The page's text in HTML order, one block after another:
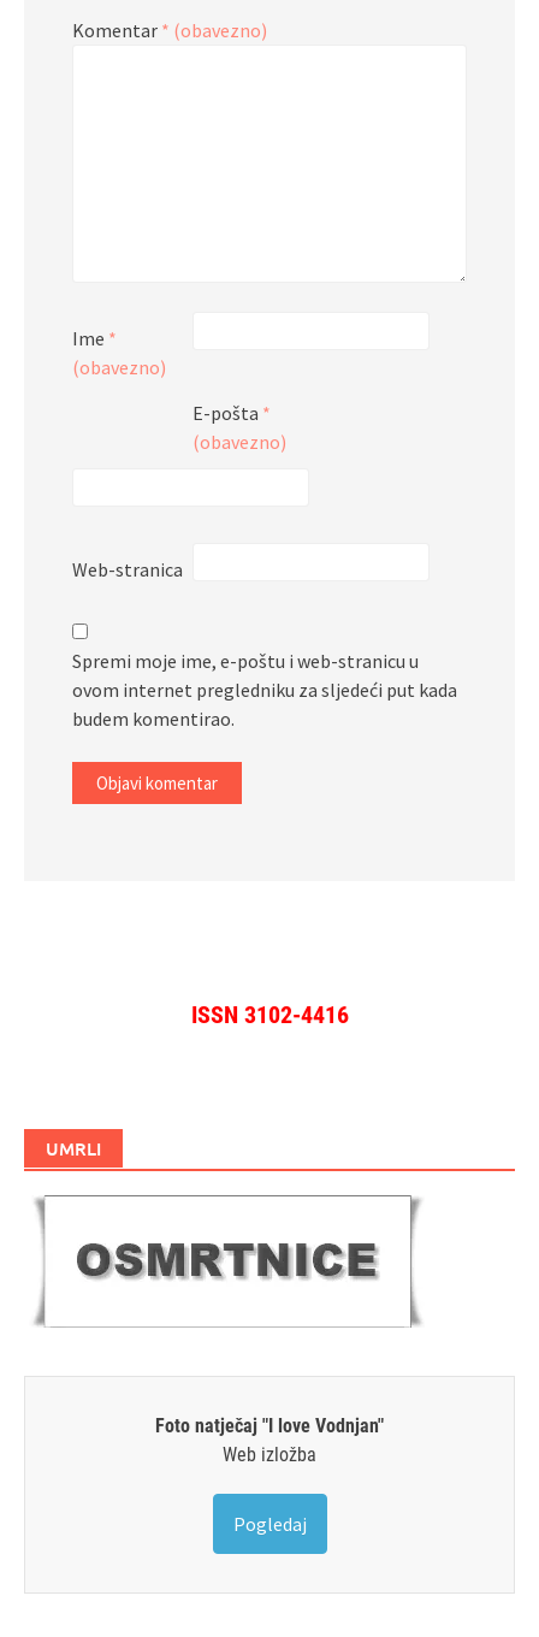
Komentar * (obavezno)
Ime *
(obavezno)
E-pošta *
(obavezno)
Web-stranica
Spremi moje ime, e-poštu i web-stranicu u
ovom internet pregledniku za sljedeći put kada
budem komentirao.
ISSN 3102-4416
UMRLI
Foto natječaj "I love Vodnjan"
Web izložba
Pogledaj